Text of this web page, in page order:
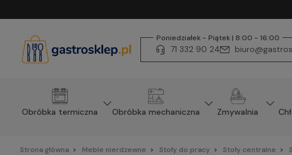
Poniedziałek - Piątek | 8:00 - 16:00
71 332 90 24
Obróbka termiczna Obróbka mechaniczna Zmywalnia
Strona główna Meble nierdzewne Stoły do pracy Stoły centralne